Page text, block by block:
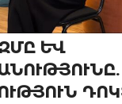
ԵՒ Մ
Ֆ